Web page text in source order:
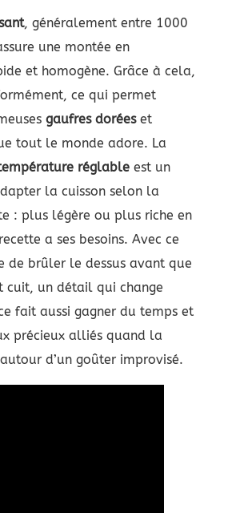
, généralement entre 1000
une montée en
et homogène. Grâce à cela,
ce qui permet
gaufres doréeset
tout le monde adore. La
réglable est un
la cuisson selon la
: plus légère ou plus riche en
a ses besoins. Avec ce
de brûler le dessus avant que
cuit, un détail qui change
fait aussi gagner du temps et
précieux alliés quand la
d’un goûter improvisé.